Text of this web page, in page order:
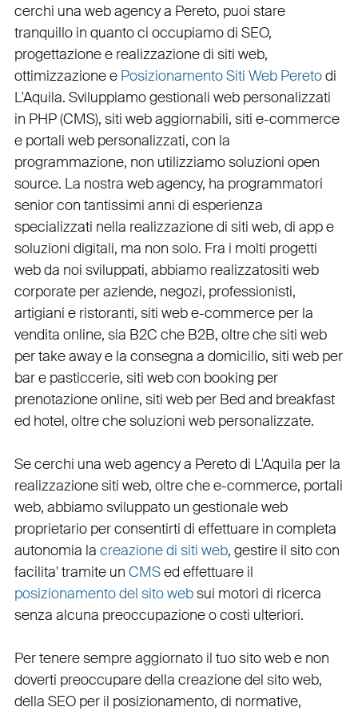
cerchi una web agency a Pereto, puoi stare
tranquillo in quanto ci occupiamo di SEO,
progettazione e realizzazione di siti web,
ottimizzazionee Posizionamento Siti Web Peretodi
L'Aquila. Sviluppiamogestionali web personalizzati
in PHP(CMS), siti web aggiornabili, siti e-commerce
e portali web personalizzati, con la
programmazione, non utilizziamo soluzioni open
source. La nostra web agency, ha programmatori
senior con tantissimi anni di esperienza
specializzati nella realizzazione di siti web, di app e
soluzioni digitali, ma non solo. Fra i molti progetti
web da noi sviluppati, abbiamo realizzatositi web
corporateperaziende, negozi, professionisti,
artigiani e ristoranti, siti web e-commerceper la
vendita online, sia B2C che B2B, oltre chesiti web
per take awaye la consegna a domicilio, siti web per
bare pasticcerie, siti web con booking per
prenotazione online, siti web per Bed and breakfast
ed hotel, oltre chesoluzioni web personalizzate.
Se cerchi una web agency a Peretodi L'Aquila per la
realizzazione siti web, oltre chee-commerce, portali
web, abbiamo sviluppato un gestionale web
proprietario per consentirti di effettuare in completa
autonomia la creazione di siti web, gestire il sito con
facilita' tramite un CMSed effettuare il
posizionamento del sito websui motori di ricerca
senza alcuna preoccupazione o costi ulteriori.
Per tenere sempre aggiornato il tuo sito web e non
doverti preoccupare della creazione del sito web,
della SEOper il posizionamento, di normative,